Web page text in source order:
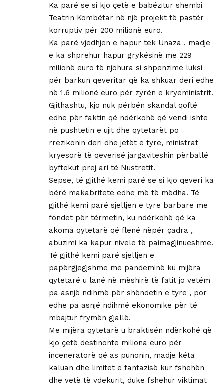
Ka parë se si kjo çetë e babëzitur shembi
Teatrin Kombëtar në një projekt të pastër
korruptiv për 200 milionë euro.
Ka parë vjedhjen e hapur tek Unaza , madje
e ka shprehur hapur grykësinë me 229
milionë euro të njohura si shpenzime luksi
për barkun qeveritar që ka shkuar deri edhe
në 1.6 milionë euro për zyrën e kryeministrit.
Gjithashtu, kjo nuk përbën skandal qoftë
edhe për faktin që ndërkohë që vendi ishte
në pushtetin e ujit dhe qytetarët po
rrezikonin deri dhe jetët e tyre, ministrat
kryesorë të qeverisë jargaviteshin përballë
byftekut prej ari të Nustretit.
Sepse, të gjithë kemi parë se si kjo qeveri ka
bërë makabritete edhe më të mëdha. Të
gjithë kemi parë sjelljen e tyre barbare me
fondet për tërmetin, ku ndërkohë që ka
akoma qytetarë që flenë nëpër çadra ,
abuzimi ka kapur nivele të paimagjinueshme.
Të gjithë kemi parë sjelljen e
papërgjegjshme me pandeminë ku mijëra
qytetarë u lanë në mëshirë të fatit jo vetëm
pa asnjë ndihmë për shëndetin e tyre , por
edhe pa asnjë ndihmë ekonomike për të
mbajtur frymën gjallë.
Me mijëra qytetarë u braktisën ndërkohë që
kjo çetë destinonte miliona euro për
inceneratorë që as punonin, madje këta
kaluan dhe limitet e fantazisë kur fshehën
dhe vetë të vdekurit, duke fshehur viktimat